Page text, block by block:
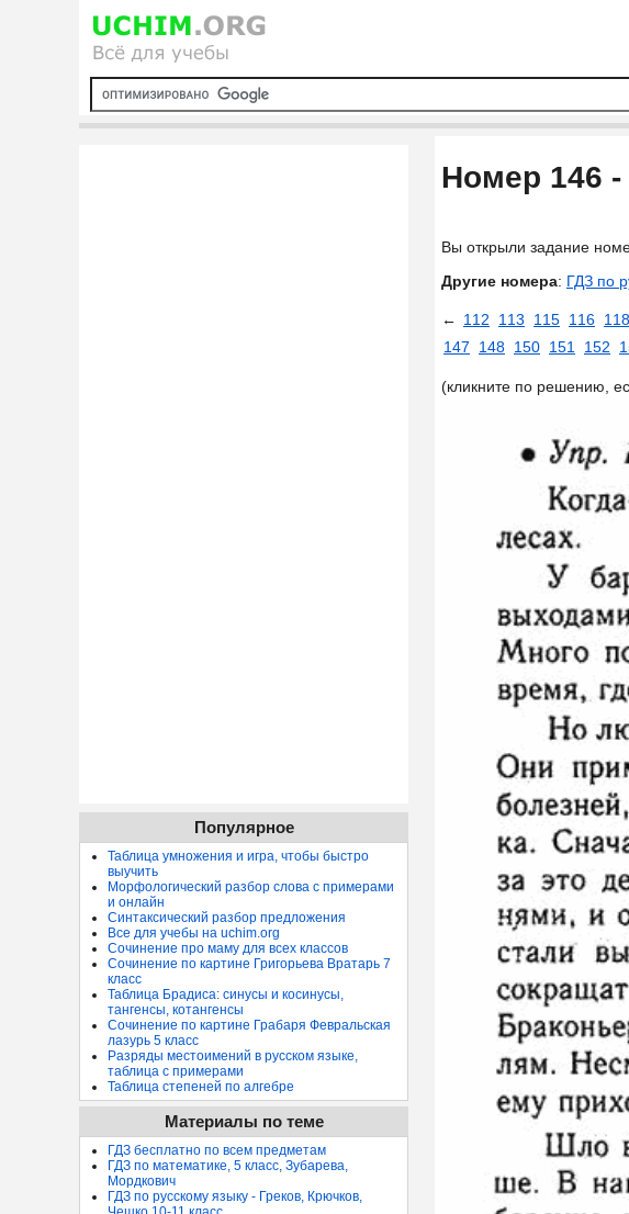
Номер 146
Вы открыли задание
Другие номера: ГДЗ по
← 112 113 115 116 118
147
148 150 151 152
(кликните по решению,
Популярное
Таблица умножения и игра, чтобы быстро
выучить
Морфологический разбор слова с примерами
и онлайн
Синтаксический разбор предложения
Все для учебы на uchim.org
Сочинение про маму для всех классов
Сочинение по картине Григорьева Вратарь 7
класс
Таблица Брадиса: синусы и косинусы,
тангенсы, котангенсы
Сочинение по картине Грабаря Февральская
лазурь 5 класс
Разряды местоимений в русском языке,
таблица с примерами
Таблица степеней по алгебре
Материалы по теме
ГДЗ бесплатно по всем предметам
ГДЗ по математике, 5 класс, Зубарева,
Мордкович
ГДЗ по русскому языку - Греков, Крючков,